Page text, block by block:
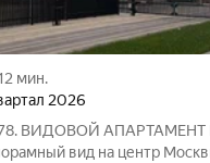
мин.
2026
ВИДОВОЙ
вид на центр